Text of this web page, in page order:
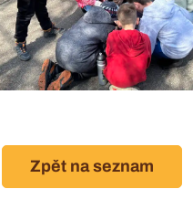
Zpět na seznam